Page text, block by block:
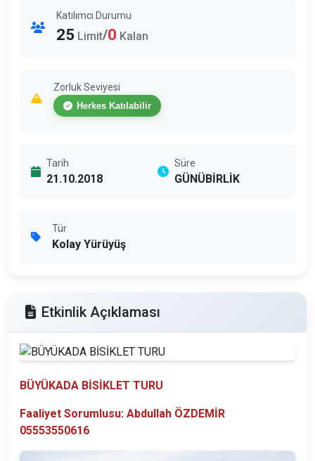
Katılımcı Durumu
25 Limit/0 Kalan
Zorluk Seviyesi
Herkes Katılabilir
Tarih
21.10.2018
Süre
GÜNÜBİRLİK
Tür
Kolay Yürüyüş
Etkinlik Açıklaması
BÜYÜKADA BİSİKLET TURU
Faaliyet Sorumlusu: Abdullah ÖZDEMİR
05553550616